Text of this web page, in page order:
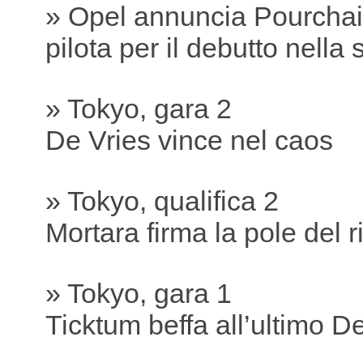
» Opel annuncia
pilota per il debutto nella
» Tokyo, gara 2
De Vries vince nel caos
» Tokyo, qualifica 2
Mortara firma la pole del
» Tokyo, gara 1
Ticktum beffa all’ultimo